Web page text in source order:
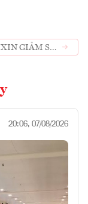
GIẢM SÂU
20:06, 07/08/2026